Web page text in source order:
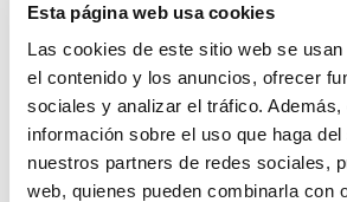
Esta página web usa cookies
Las cookies de este sitio web se
el contenido y los anuncios, ofrecer
sociales y analizar el tráfico. Además,
información sobre el uso que haga
nuestros partners de redes sociales,
web, quienes pueden combinarla con
les eliminatòries cap al títol
competicions que han
última jornada de lliga.
Consulta emparellaments a